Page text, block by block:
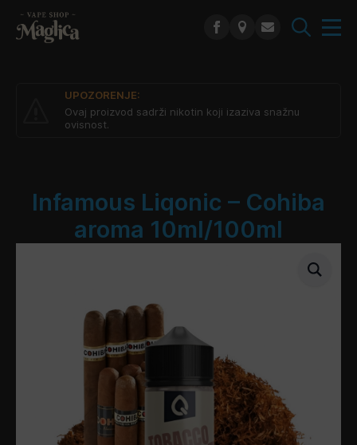
UPOZORENJE:
Ovaj proizvod sadrži nikotin koji izaziva snažnu
ovisnost.
Infamous Liqonic – Cohiba
aroma 10ml/100ml